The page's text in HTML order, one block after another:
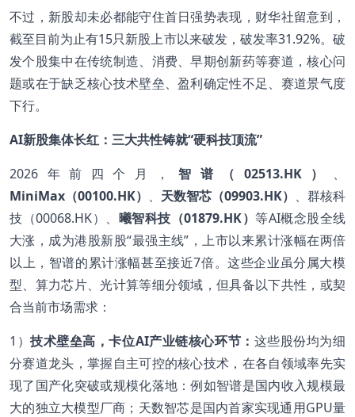
不过，新股却未必都能守住首日强势表现，财华社留意到，
截至目前为止有15只新股上市以来破发，破发率31.92%。破
发个股集中在传统制造、消费、早期创新药等赛道，核心问
题或在于缺乏核心技术壁垒、盈利确定性不足、赛道景气度
下行。
AI新股集体长红：三大共性铸就“硬科技顶流”
2026年前四个月，智谱（02513.HK） 、
MiniMax（00100.HK） 、 天数智芯（09903.HK） 、群核科
技（00068.HK）、 曦智科技（01879.HK） 等AI概念股全线
大涨，成为港股新股“最强主线”，上市以来累计涨幅在两倍
以上，智谱的累计涨幅甚至接近7倍。这些企业虽分属大模
型、算力芯片、光计算等细分领域，但具备以下共性，或契
合当前市场需求：
1）技术壁垒高，卡位AI产业链核心环节： 这些股份均为细
分赛道龙头，掌握自主可控的核心技术，在各自领域率先实
现了国产化突破或规模化落地：例如智谱是国内收入规模最
大的独立大模型厂商；天数智芯是国内首家实现通用GPU量